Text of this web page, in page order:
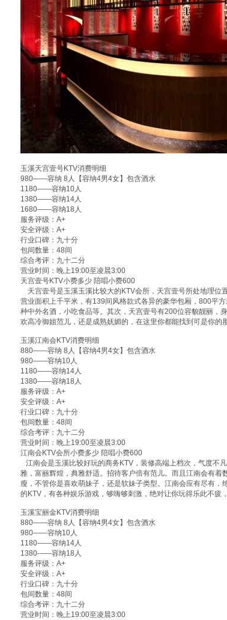
玉溪天宫壹号KTV消费明细
980——容纳 8人【容纳4男4女】包含酒水
1180——容纳10人
1380——容纳14人
1680——容纳18人
服务评级：A+
安全评级：A+
行业口碑：九十分
包间数量：48间
综合考评：九十二分
营业时间：晚上19:00至凌晨3:00
天宫壹号KTV小费多少 陪唱小费600
天宫壹号是玉溪玉溪比较大的KTV会所，天宫壹号所处地理位
营业面积上千平米，有139间风格款式各异的豪华包厢，800平
种中外名酒，小吃食品等。其次，天宫壹号有200位容貌靓丽，
欢高冷御姐范儿，还是成熟妩媚的，在这里你都能找到可是你的
玉溪江南会KTV消费明细
880——容纳 8人【容纳4男4女】包含酒水
980——容纳10人
1180——容纳14人
1380——容纳18人
服务评级：A+
安全评级：A+
行业口碑：九十分
包间数量：48间
综合考评：九十二分
营业时间：晚上19:00至凌晨3:00
江南会KTV会所小费多少 陪唱小费600
江南会是玉溪比较好玩的商务KTV，装修高端上档次，气度不
雅，富丽辉煌，典雅舒适。招待客户倍有范儿。而且江南会有
瘦，不管你是喜欢萌妹子，还是软妹子类型。江南会应有尽有
的KTV，有各种娱乐游戏，够嗨够刺激，绝对让你玩得乐此不疲
玉溪宝丽金KTV消费明细
880——容纳 8人【容纳4男4女】包含酒水
980——容纳10人
1180——容纳14人
1380——容纳18人
服务评级：A+
安全评级：A+
行业口碑：九十分
包间数量：48间
综合考评：九十二分
营业时间：晚上19:00至凌晨3:00